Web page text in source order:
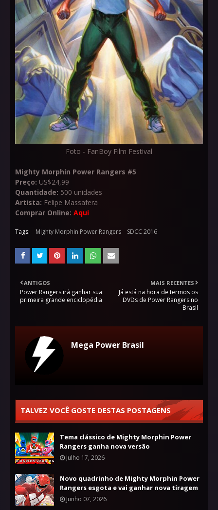
Foto - FanBoy Film Festival
Mighty Morphin Power Rangers #5
Preço: US$24,99
Quantidade: 500 unidades
Artista: Felipe Massafera
Comprar Online: Aqui
Tags: Mighty Morphin Power Rangers SDCC 2016
MAIS RECENTES
Já está na hora de termos os
DVDs de Power Rangers no
Brasil
ANTIGOS
Power Rangers irá ganhar sua
primeira grande enciclopédia
Mega Power Brasil
TALVEZ VOCÊ GOSTE DESTAS POSTAGENS
Tema clássico de Mighty Morphin Power
Rangers ganha nova versão
Julho 17, 2026
Novo quadrinho de Mighty Morphin Power
Rangers esgota e vai ganhar nova tiragem
Junho 07, 2026